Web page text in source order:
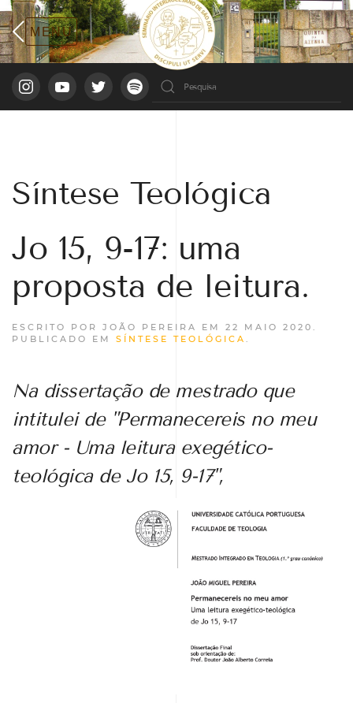
Síntese Teológica
Jo 15, 9-17: uma
proposta de leitura.
ESCRITO POR JOÃO PEREIRA EM 22 MAIO 2020 .
PUBLICADO EM SÍNTESE TEOLÓGICA .
Na dissertação de mestrado que
intitulei de "Permanecereis no meu
amor - Uma leitura exegético-
teológica de Jo 15, 9-17",